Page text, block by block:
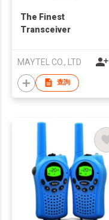
The Finest
Transceiver
MAYTEL CO., LTD
查詢